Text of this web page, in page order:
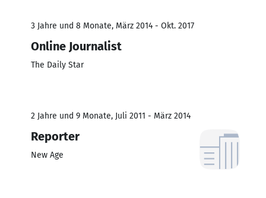
3 Jahre und 8 Monate, März 2014 - Okt. 2017
Online Journalist
The Daily Star
2 Jahre und 9 Monate, Juli 2011 - März 2014
Reporter
New Age